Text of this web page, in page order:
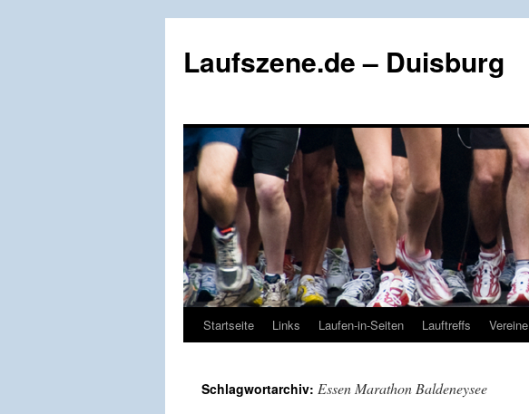
springen
Laufszene.de – Duisburg
Startseite Links Laufen-in-Seiten Lauftreffs Vereine
Schlagwortarchiv: Essen Marathon Baldeneysee